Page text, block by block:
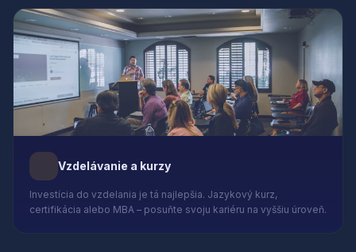
Vzdelávanie a kurzy
Investícia do vzdelania je tá najlepšia. Jazykový kurz,
certifikácia alebo MBA – posuňte svoju kariéru na vyššiu úroveň.